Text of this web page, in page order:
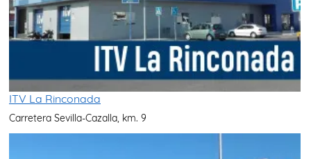
ITV La Rinconada
Carretera Sevilla-Cazalla, km. 9